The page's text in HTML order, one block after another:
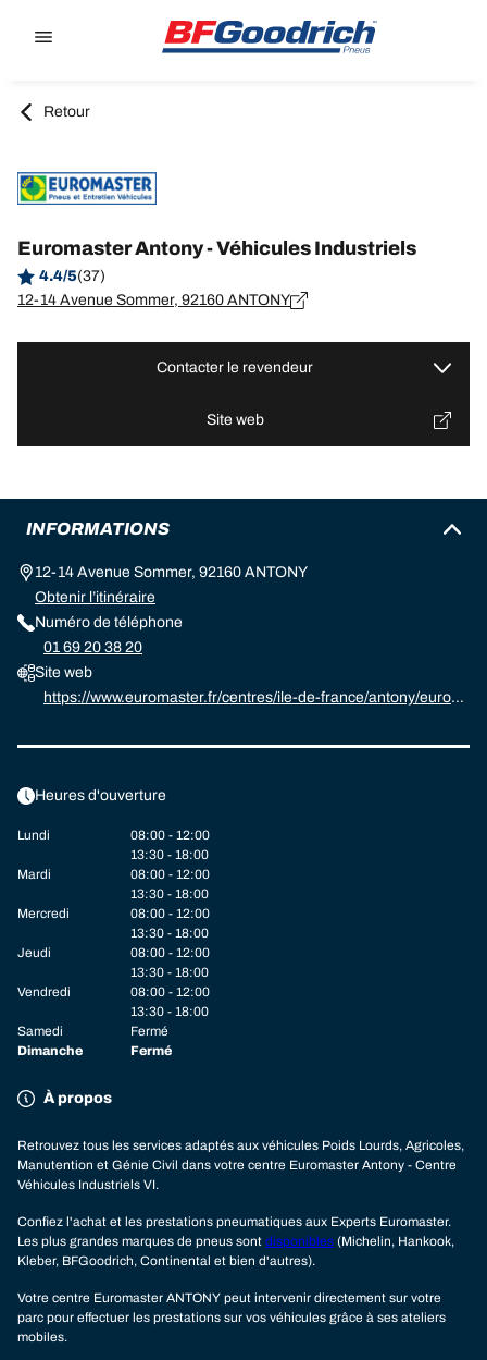
Retour
Euromaster Antony - Véhicules Industriels
4.4/5(37)
12-14 Avenue Sommer, 92160 ANTONY
Contacter le revendeur
Site web
INFORMATIONS
12-14 Avenue Sommer, 92160 ANTONY
Obtenir l’itinéraire
Numéro de téléphone
01 69 20 38 20
Site web
https://www.euromaster.fr/centres/ile-de-france/antony/eurom
Heures d'ouverture
Lundi
08:00 - 12:00
13:30 - 18:00
Mardi
08:00 - 12:00
13:30 - 18:00
Mercredi
08:00 - 12:00
13:30 - 18:00
Jeudi
08:00 - 12:00
13:30 - 18:00
Vendredi
08:00 - 12:00
13:30 - 18:00
Samedi
Fermé
Dimanche
Fermé
À propos
Retrouvez tous les services adaptés aux véhicules Poids Lourds, Agricoles,
Manutention et Génie Civil dans votre centre Euromaster Antony - Centre
Véhicules Industriels VI.
Confiez l'achat et les prestations pneumatiques aux Experts Euromaster.
Les plus grandes marques de pneus sont disponibles (Michelin, Hankook,
Kleber, BFGoodrich, Continental et bien d'autres).
Votre centre Euromaster ANTONY peut intervenir directement sur votre
parc pour effectuer les prestations sur vos véhicules grâce à ses ateliers
mobiles.